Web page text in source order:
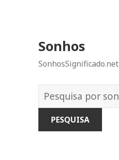
Sonhos
SonhosSignificado.net
Dicionário
dos
Sonhos: